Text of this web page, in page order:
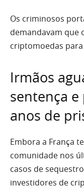
Os criminosos
demandavam que
criptomoedas para
Irmãos
sentença
anos de
Embora a França
comunidade nos
casos de
investidores de